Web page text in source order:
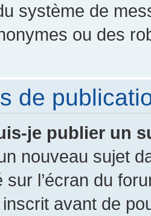
système de
ou des
de
je publier un
nouveau sujet
sur l’écran du
inscrit avant de